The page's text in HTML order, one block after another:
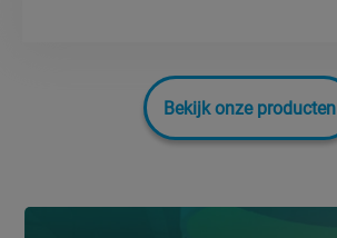
Bekijk onze producten